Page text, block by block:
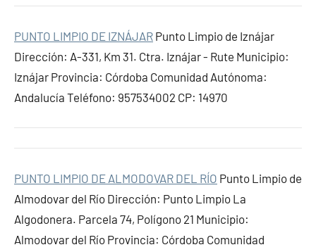
PUNTO LIMPIO DE IZNÁJAR Punto Limpio de Iznájar
Dirección: A-331, Km 31. Ctra. Iznájar - Rute Municipio:
Iznájar Provincia: Córdoba Comunidad Autónoma:
Andalucía Teléfono: 957534002 CP: 14970
PUNTO LIMPIO DE ALMODOVAR DEL RÍO Punto Limpio de
Almodovar del Río Dirección: Punto Limpio La
Algodonera. Parcela 74, Polígono 21 Municipio:
Almodovar del Río Provincia: Córdoba Comunidad